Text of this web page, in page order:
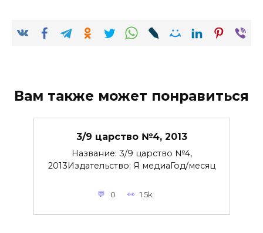
Вам также может понравиться
3/9 царство №4, 2013
Название: 3/9 царство №4,
2013Издательство: Я медиаГод/месяц
0 1.5k.